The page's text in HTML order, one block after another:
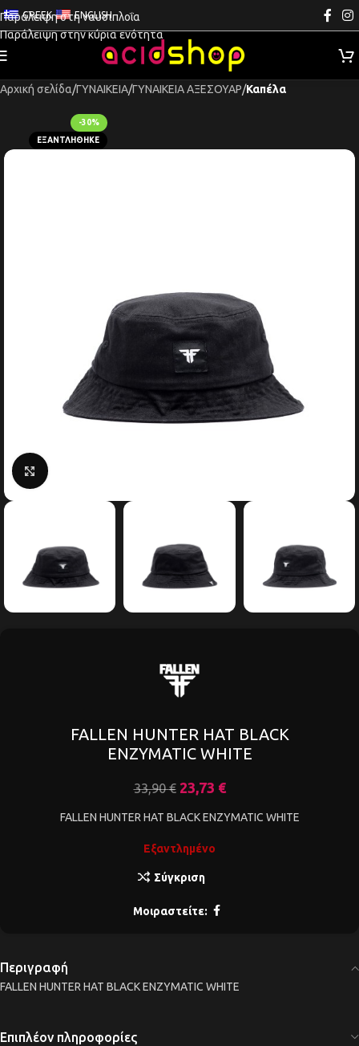
Παράλειψη στη ναυσιπλοΐα
Παράλειψη στην κύρια ενότητα
GREEK ENGLISH
Αρχική σελίδα ΓΥΝΑΙΚΕΙΑ ΓΥΝΑΙΚΕΙΑ ΑΞΕΣΟΥΑΡ Καπέλα
-30%
ΕΞΑΝΤΛΉΘΗΚΕ
Κάντε κλικ για μεγέθυνση
FALLEN HUNTER HAT BLACK
ENZYMATIC WHITE
33,90€ 23,73 €
FALLEN HUNTER HAT BLACK ENZYMATIC WHITE
Εξαντλημένο
Σύγκριση
Μοιραστείτε:
Περιγραφή
FALLEN HUNTER HAT BLACK ENZYMATIC WHITE
Επιπλέον πληροφορίες